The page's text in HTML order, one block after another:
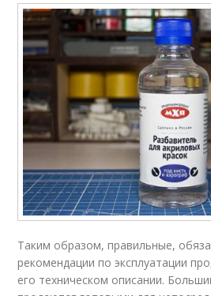
Таким образом, правильные,
рекомендации по эксплуатации
его техническом описании.